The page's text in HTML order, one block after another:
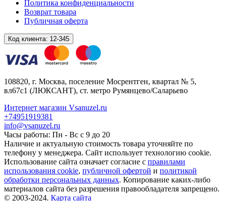
Политика конфиденциальности
Возврат товара
Публичная оферта
Код клиента: 12-345
108820, г. Москва, поселение Мосрентген, квартал № 5,
вл67с1 (ЛЮКСАНТ), ст. метро Румянцево/Саларьево
Интернет магазин Vsanuzel.ru
+74951919381
info@vsanuzel.ru
Часы работы: Пн - Вс с 9 до 20
Наличие и актуальную стоимость товара уточняйте по
телефону у менеджера. Сайт использует технологию cookie.
Использование сайта означает согласие с правилами
использования cookie, публичной офертой и политикой
обработки персональных данных. Копирование каких-либо
материалов сайта без разрешения правообладателя запрещено.
© 2003-2024. Карта сайта